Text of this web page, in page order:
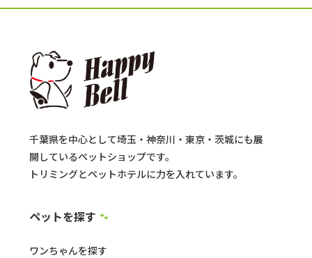
千葉県を中心として埼玉・神奈川・東京・茨城にも展
開しているペットショップです。
トリミングとペットホテルに力を入れています。
ペットを探す 🐾
ワンちゃんを探す